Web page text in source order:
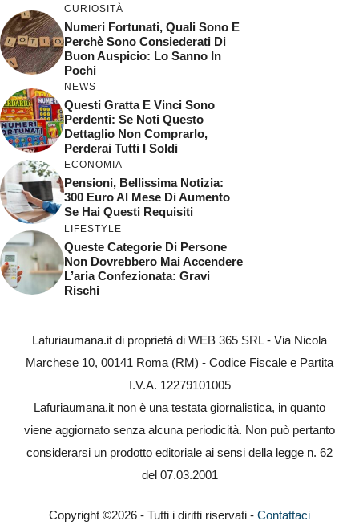
CURIOSITÀ
Numeri Fortunati, Quali Sono E
Perchè Sono Consiederati Di
Buon Auspicio: Lo Sanno In
Pochi
NEWS
Questi Gratta E Vinci Sono
Perdenti: Se Noti Questo
Dettaglio Non Comprarlo,
Perderai Tutti I Soldi
ECONOMIA
Pensioni, Bellissima Notizia:
300 Euro Al Mese Di Aumento
Se Hai Questi Requisiti
LIFESTYLE
Queste Categorie Di Persone
Non Dovrebbero Mai Accendere
L’aria Confezionata: Gravi
Rischi
Lafuriaumana.it di proprietà di WEB 365 SRL - Via Nicola
Marchese 10, 00141 Roma (RM) - Codice Fiscale e Partita
I.V.A. 12279101005
Lafuriaumana.it non è una testata giornalistica, in quanto
viene aggiornato senza alcuna periodicità. Non può pertanto
considerarsi un prodotto editoriale ai sensi della legge n. 62
del 07.03.2001
Copyright ©2026 - Tutti i diritti riservati - Contattaci